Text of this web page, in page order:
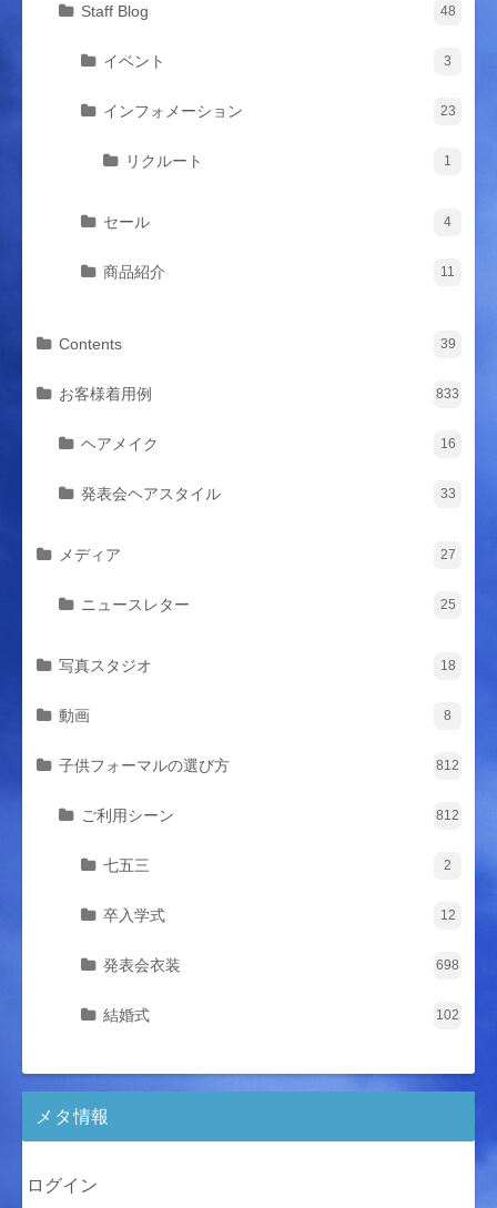
Staff Blog 48
イベント 3
インフォメーション 23
リクルート 1
セール 4
商品紹介 11
Contents 39
お客様着用例 833
ヘアメイク 16
発表会ヘアスタイル 33
メディア 27
ニュースレター 25
写真スタジオ 18
動画 8
子供フォーマルの選び方 812
ご利用シーン 812
七五三 2
卒入学式 12
発表会衣装 698
結婚式 102
メタ情報
ログイン